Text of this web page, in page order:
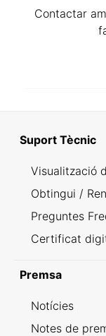
Contactar
Suport Tècnic
Visualització
Obtingui /
Preguntes
Certificat
Premsa
Notícies
Notes de